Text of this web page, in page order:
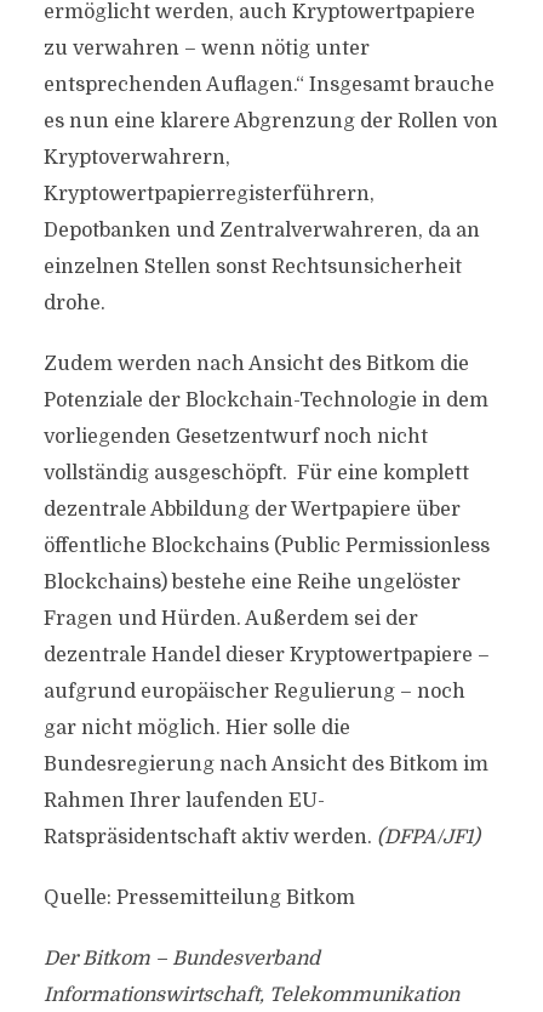
ermöglicht werden, auch Kryptowertpapiere
zu verwahren – wenn nötig unter
entsprechenden Auflagen.“ Insgesamt brauche
es nun eine klarere Abgrenzung der Rollen von
Kryptoverwahrern,
Kryptowertpapierregisterführern,
Depotbanken und Zentralverwahreren, da an
einzelnen Stellen sonst Rechtsunsicherheit
drohe.
Zudem werden nach Ansicht des Bitkom die
Potenziale der Blockchain-Technologie in dem
vorliegenden Gesetzentwurf noch nicht
vollständig ausgeschöpft. Für eine komplett
dezentrale Abbildung der Wertpapiere über
öffentliche Blockchains (Public Permissionless
Blockchains) bestehe eine Reihe ungelöster
Fragen und Hürden. Außerdem sei der
dezentrale Handel dieser Kryptowertpapiere –
aufgrund europäischer Regulierung – noch
gar nicht möglich. Hier solle die
Bundesregierung nach Ansicht des Bitkom im
Rahmen Ihrer laufenden EU-
Ratspräsidentschaft aktiv werden. (DFPA/JF1)
Quelle: Pressemitteilung Bitkom
Der Bitkom – Bundesverband
Informationswirtschaft, Telekommunikation